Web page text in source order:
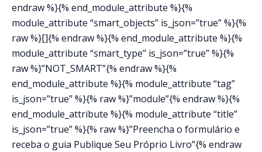
endraw %}{% end_module_attribute %}{%
module_attribute “smart_objects” is_json=”true” %}{%
raw %}[]{% endraw %}{% end_module_attribute %}{%
module_attribute “smart_type” is_json=”true” %}{%
raw %}”NOT_SMART”{% endraw %}{%
end_module_attribute %}{% module_attribute “tag”
is_json=”true” %}{% raw %}”module”{% endraw %}{%
end_module_attribute %}{% module_attribute “title”
is_json=”true” %}{% raw %}”Preencha o formulário e
receba o guia Publique Seu Próprio Livro”{% endraw